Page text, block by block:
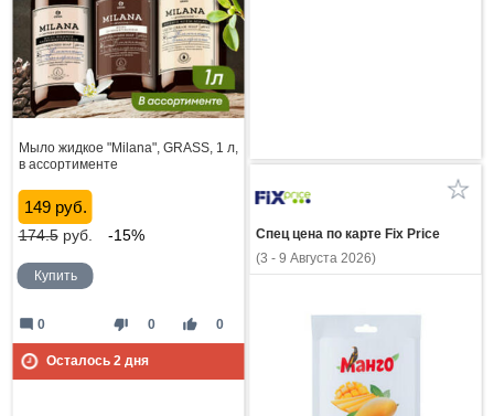
Мыло жидкое "Milana", GRASS, 1 л,
в ассортименте
149 руб.
174.5руб. -15%
Купить
thumb_down 0 thumb_up 0
mode_comment 0
Осталось 2дня
Спец цена по карте Fix Price
(3 - 9 Августа 2026)